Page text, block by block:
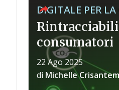
DIGITALE PER
consumatori
22 Ago 2025
di Michelle